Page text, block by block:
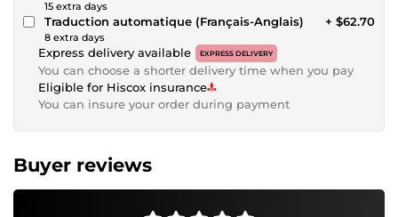
15 extra days
Traduction automatique (Français-Anglais)
8 extra days
+ $62.70
Express delivery available EXPRESS DELIVERY
You can choose a shorter delivery time when you pay
Eligible for Hiscox insurance
You can insure your order during payment
Buyer reviews